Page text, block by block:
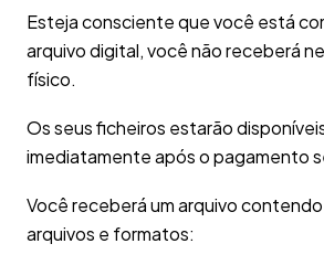
Esteja consciente que você está
arquivo digital, você não receberá
físico.
Os seus ficheiros estarão
imediatamente após o pagamento
Você receberá um arquivo
arquivos e formatos: